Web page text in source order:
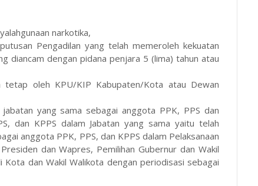
narkotika,
Pengadilan yang telah memeroleh kekuatan
diancam dengan pidana penjara 5 (lima) tahun atau
oleh KPU/KIP Kabupaten/Kota atau Dewan
yang sama sebagai anggota PPK, PPS dan
dan KPPS dalam Jabatan yang sama yaitu telah
anggota PPK, PPS, dan KPPS dalam Pelaksanaan
dan Wapres, Pemilihan Gubernur dan Wakil
dan Wakil Walikota dengan periodisasi sebagai